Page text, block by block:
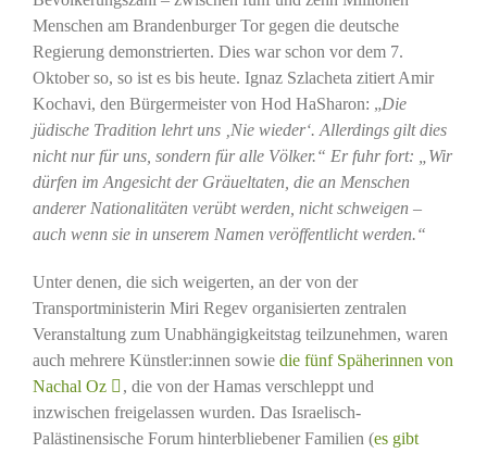
Menschen am Brandenburger Tor gegen die deutsche
Regierung demonstrierten. Dies war schon vor dem 7.
Oktober so, so ist es bis heute. Ignaz Szlacheta zitiert Amir
Kochavi, den Bürgermeister von Hod HaSharon: „Die
jüdische Tradition lehrt uns ‚Nie wieder‘. Allerdings gilt dies
nicht nur für uns, sondern für alle Völker.“ Er fuhr fort: „Wir
dürfen im Angesicht der Gräueltaten, die an Menschen
anderer Nationalitäten verübt werden, nicht schweigen –
auch wenn sie in unserem Namen veröffentlicht werden.“
Unter denen, die sich weigerten, an der von der
Transportministerin Miri Regev organisierten zentralen
Veranstaltung zum Unabhängigkeitstag teilzunehmen, waren
auch mehrere Künstler:innen sowie die fünf Späherinnen von
Nachal Oz
, die von der Hamas verschleppt und
inzwischen freigelassen wurden. Das Israelisch-
Palästinensische Forum hinterbliebener Familien (es gibt